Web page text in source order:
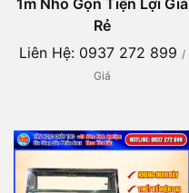
Rẻ
Liên Hệ: 0937 272 899 /
Giá